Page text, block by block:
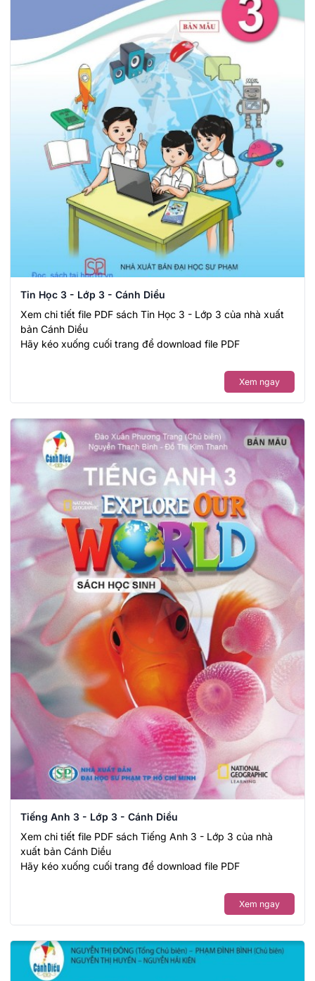
Tin Học 3 - Lớp 3 - Cánh Diều
Xem chi tiết file PDF sách Tin Học 3 - Lớp 3 của nhà xuất
bản Cánh Diều
Hãy kéo xuống cuối trang để download file PDF
Xem ngay
Tiếng Anh 3 - Lớp 3 - Cánh Diều
Xem chi tiết file PDF sách Tiếng Anh 3 - Lớp 3 của nhà
xuất bản Cánh Diều
Hãy kéo xuống cuối trang để download file PDF
Xem ngay